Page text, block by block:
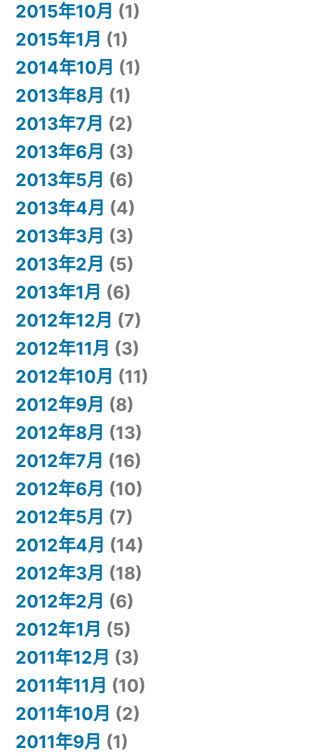
2015年10月 (1)
2015年1月 (1)
2014年10月 (1)
2013年8月 (1)
2013年7月 (2)
2013年6月 (3)
2013年5月 (6)
2013年4月 (4)
2013年3月 (3)
2013年2月 (5)
2013年1月 (6)
2012年12月 (7)
2012年11月 (3)
2012年10月 (11)
2012年9月 (8)
2012年8月 (13)
2012年7月 (16)
2012年6月 (10)
2012年5月 (7)
2012年4月 (14)
2012年3月 (18)
2012年2月 (6)
2012年1月 (5)
2011年12月 (3)
2011年11月 (10)
2011年10月 (2)
2011年9月 (1)